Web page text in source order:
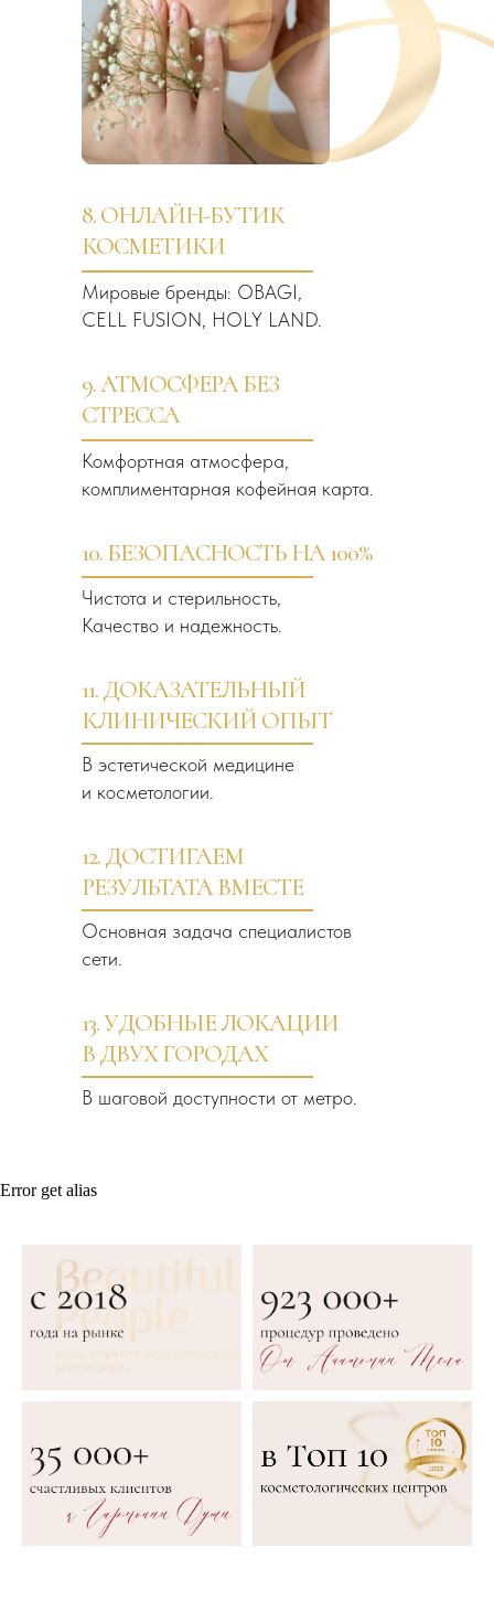
8. ОНЛАЙН-БУТИК
КОСМЕТИКИ
11. ДОКАЗАТЕЛЬНЫЙ
КЛИНИЧЕСКИЙ ОПЫТ
9. АТМОСФЕРА БЕЗ
СТРЕССА
12. ДОСТИГАЕМ
РЕЗУЛЬТАТА ВМЕСТЕ
10. БЕЗОПАСНОСТЬ НА 100%
13. УДОБНЫЕ ЛОКАЦИИ
В ДВУХ ГОРОДАХ
Мировые бренды: OBAGI,
CELL FUSION, HOLY LAND.
В эстетической медицине
и косметологии.
Комфортная атмосфера,
комплиментарная кофейная карта.
Основная задача специалистов
сети.
Чистота и стерильность,
Качество и надежность.
В шаговой доступности от метро.
Error get alias